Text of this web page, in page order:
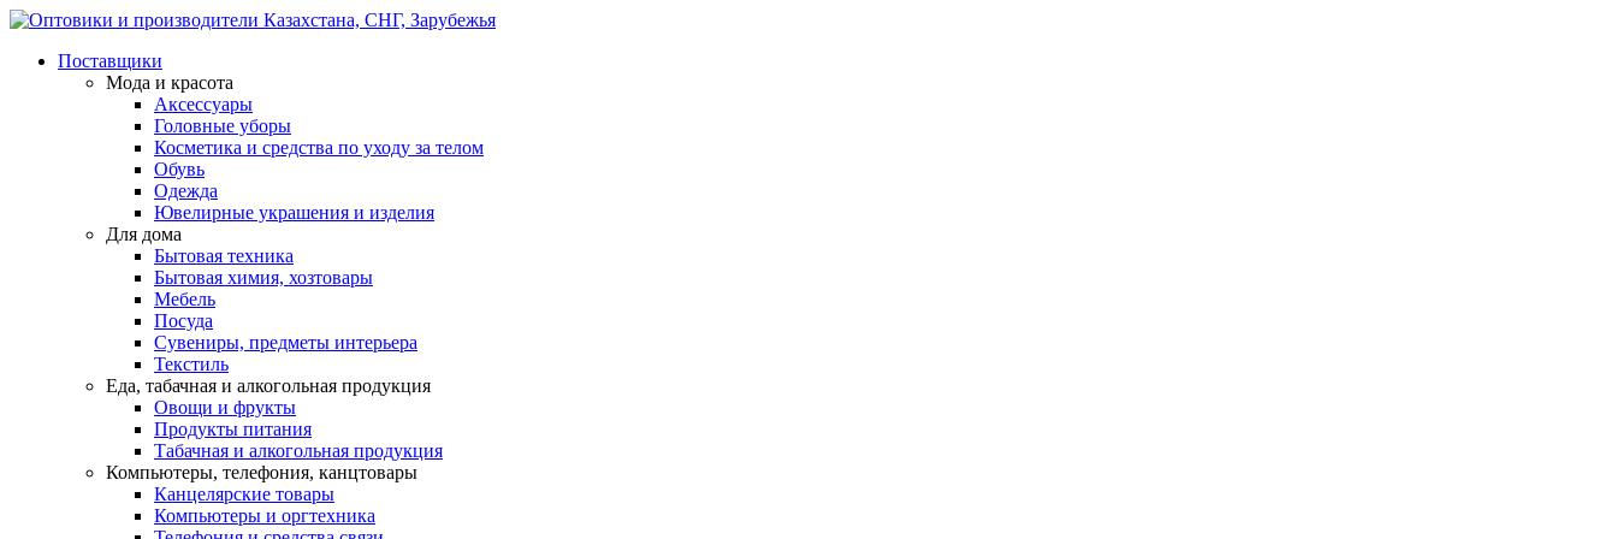
Поставщики
Мода и красота
Аксессуары
Головные уборы
Косметика и средства по уходу за телом
Обувь
Одежда
Ювелирные украшения и изделия
Для дома
Бытовая техника
Бытовая химия, хозтовары
Мебель
Посуда
Сувениры, предметы интерьера
Текстиль
Еда, табачная и алкогольная продукция
Овощи и фрукты
Продукты питания
Табачная и алкогольная продукция
Компьютеры, телефония, канцтовары
Канцелярские товары
Компьютеры и оргтехника